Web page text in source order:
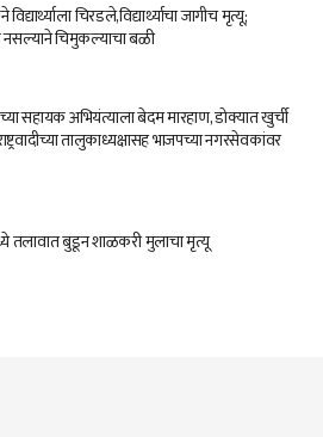
चिरडले,विद्यार्थ्याचा जागीच मृत्यू;
नसल्याने चिमुकल्याचा बळी
सहायक अभियंत्याला बेदम मारहाण, डोक्यात खुर्ची
तालुकाध्यक्षासह भाजपच्या नगरसेवकांवर
तलावात बुडून शाळकरी मुलाचा मृत्यू